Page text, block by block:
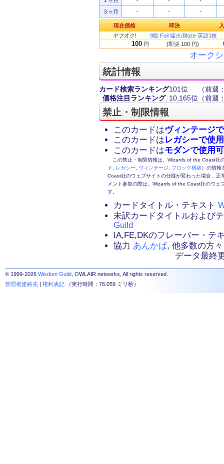
３ヶ月
- - -
現在価格 即決
ヤフオク!
9版 Foil 猛火/Blaze 英語1枚
100 円 (即決 100 円)
オーク
統計情報
カード検索ランキング101位
（前週
価格注目ランキング 10,165位 （前週
禁止・制限情報
このカードはヴィンテージ
このカードはレガシーで使
このカードはモダンで使用
この禁止・制限情報は、Wizards of the Coast社
ド
レガシー ヴィンテージ ブロック構築）の情報
Coast社のウェブサイトの仕様が変わった場合、
メント参加の際は、Wizards of the Coast社のウェ
す。
カードタイトル・テキスト
未訳カードタイトルおよび
Guild
IA,FE,DKのフレーバー・テ
協力 あんかば, 他多数の方々
データ最終
© 1999-2026 Wisdom Guild , OWLAIR networks, All rights reserved.
管理者連絡先 | 権利表記 （実行時間：76.059 ミリ秒）